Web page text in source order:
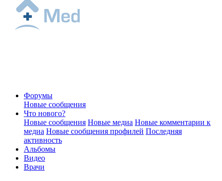
Форумы
Новые сообщения
Что нового?
Новые сообщения Новые медиа Новые комментарии к
медиа Новые сообщения профилей Последняя
активность
Альбомы
Видео
Врачи